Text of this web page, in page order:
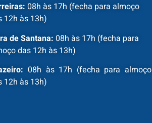
08h às 17h (fecha para almoço
12h às 13h)
de Santana: 08h às 17h (fecha para
das 12h às 13h)
08h às 17h (fecha para almoço
12h às 13h)